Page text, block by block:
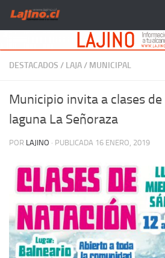
Saltar al contenido
DESTACADOS / LAJA/ MUNICIPAL
Municipio invita a clases
laguna La Señoraza
POR LAJINO · PUBLICADA 16 ENERO, 2019